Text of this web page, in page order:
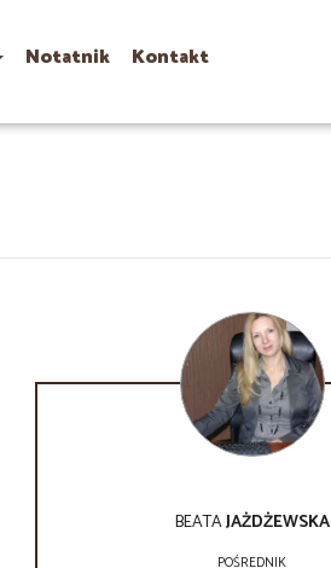
Notatnik Kontakt
BEATAJAŻDŻEWSKA
POŚREDNIK